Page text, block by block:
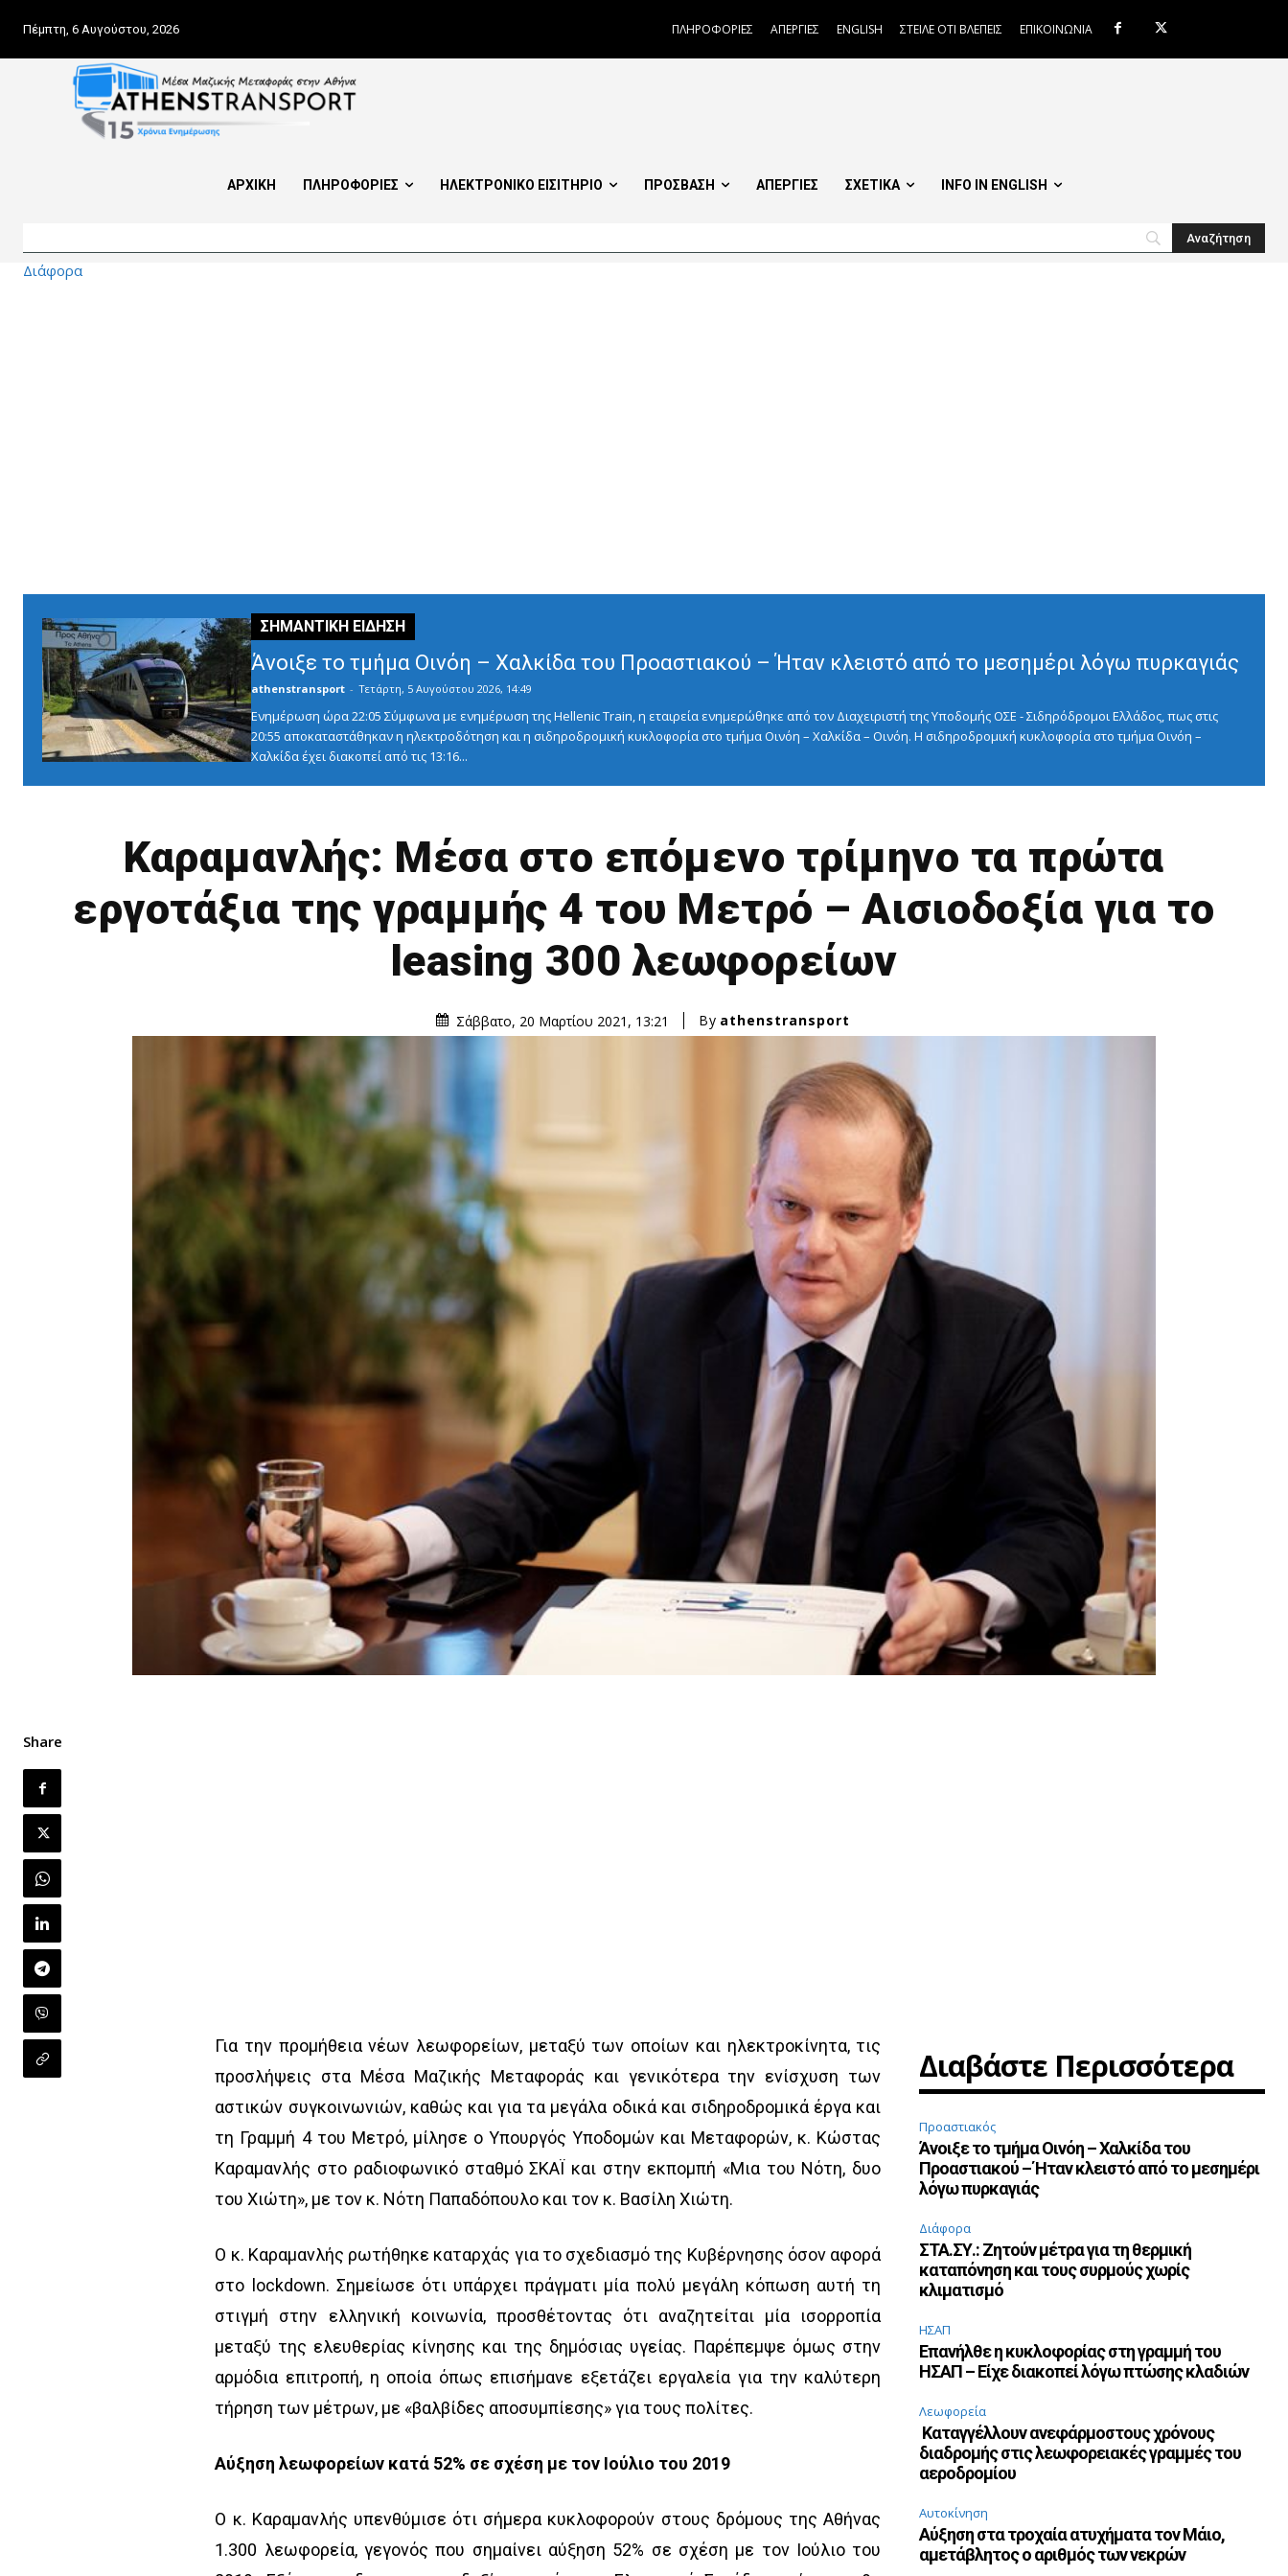
Πέμπτη, 6 Αυγούστου, 2026 ΠΛΗΡΟΦΟΡΙΕΣ ΑΠΕΡΓΙΕΣ ENGLISH ΣΤΕΙΛΕ ΟΤΙ ΒΛΕΠΕΙΣ ΕΠΙΚΟΙΝΩΝΙΑ
ΑΡΧΙΚΗ ΠΛΗΡΟΦΟΡΙΕΣ ΗΛΕΚΤΡΟΝΙΚΟ ΕΙΣΙΤΗΡΙΟ ΠΡΟΣΒΑΣΗ ΑΠΕΡΓΙΕΣ ΣΧΕΤΙΚΑ INFO IN ENGLISH
Διάφορα
Άνοιξε το τμήμα Οινόη – Χαλκίδα του Προαστιακού – Ήταν κλειστό από το μεσημέρι λόγω πυρκαγιάς
athenstransport - Τετάρτη, 5 Αυγούστου 2026, 14:49
Ενημέρωση ώρα 22:05 Σύμφωνα με ενημέρωση της Hellenic Train, η εταιρεία ενημερώθηκε από τον Διαχειριστή της Υποδομής ΟΣΕ - Σιδηρόδρομοι Ελλάδος, πως στις
20:55 αποκαταστάθηκαν η ηλεκτροδότηση και η σιδηροδρομική κυκλοφορία στο τμήμα Οινόη – Χαλκίδα – Οινόη. Η σιδηροδρομική κυκλοφορία στο τμήμα Οινόη –
Χαλκίδα έχει διακοπεί από τις 13:16...
Καραμανλής: Μέσα στο επόμενο τρίμηνο τα πρώτα
εργοτάξια της γραμμής 4 του Μετρό – Αισιοδοξία για το
leasing 300 λεωφορείων
Σάββατο, 20 Μαρτίου 2021, 13:21 By athenstransport
Share
Για την προμήθεια νέων λεωφορείων, μεταξύ των οποίων και ηλεκτροκίνητα, τις
προσλήψεις στα Μέσα Μαζικής Μεταφοράς και γενικότερα την ενίσχυση των
αστικών συγκοινωνιών, καθώς και για τα μεγάλα οδικά και σιδηροδρομικά έργα και
τη Γραμμή 4 του Μετρό, μίλησε ο Υπουργός Υποδομών και Μεταφορών, κ. Κώστας
Καραμανλής στο ραδιοφωνικό σταθμό ΣΚΑΪ και στην εκπομπή «Μια του Νότη, δυο
του Χιώτη», με τον κ. Νότη Παπαδόπουλο και τον κ. Βασίλη Χιώτη.
Ο κ. Καραμανλής ρωτήθηκε καταρχάς για το σχεδιασμό της Κυβέρνησης όσον αφορά
στο lockdown. Σημείωσε ότι υπάρχει πράγματι μία πολύ μεγάλη κόπωση αυτή τη
στιγμή στην ελληνική κοινωνία, προσθέτοντας ότι αναζητείται μία ισορροπία
μεταξύ της ελευθερίας κίνησης και της δημόσιας υγείας. Παρέπεμψε όμως στην
αρμόδια επιτροπή, η οποία όπως επισήμανε εξετάζει εργαλεία για την καλύτερη
τήρηση των μέτρων, με «βαλβίδες αποσυμπίεσης» για τους πολίτες.
Αύξηση λεωφορείων κατά 52% σε σχέση με τον Ιούλιο του 2019
Ο κ. Καραμανλής υπενθύμισε ότι σήμερα κυκλοφορούν στους δρόμους της Αθήνας
1.300 λεωφορεία, γεγονός που σημαίνει αύξηση 52% σε σχέση με τον Ιούλιο του
Διαβάστε Περισσότερα
Προαστιακός
Άνοιξε το τμήμα Οινόη – Χαλκίδα του
Προαστιακού – Ήταν κλειστό από το μεσημέρι
λόγω πυρκαγιάς
Διάφορα
ΣΤΑ.ΣΥ.: Ζητούν μέτρα για τη θερμική
καταπόνηση και τους συρμούς χωρίς
κλιματισμό
ΗΣΑΠ
Επανήλθε η κυκλοφορίας στη γραμμή του
ΗΣΑΠ – Είχε διακοπεί λόγω πτώσης κλαδιών
Λεωφορεία
Καταγγέλλουν ανεφάρμοστους χρόνους
διαδρομής στις λεωφορειακές γραμμές του
αεροδρομίου
Αυτοκίνηση
Αύξηση στα τροχαία ατυχήματα τον Μάιο,
αμετάβλητος ο αριθμός των νεκρών